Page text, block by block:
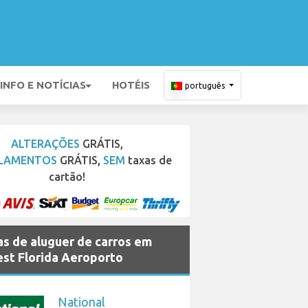
INFO E NOTÍCIAS HOTÉIS português
ALTERAÇÕES GRÁTIS,
GRÁTIS, SEM taxas de
cartão!
de aluguer de carros em
Florida Aeroporto
National